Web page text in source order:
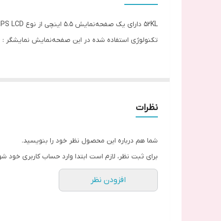
52KL دارای یک صفحه‌نمایش 5.5 اینچی از نوع IPS LCD است. همچنین دارای رزولوشن 720x1280 با نسبت 16:9 می‌باشد.
تکنولوژی استفاده شده در این صفحه‌نمایش نمایشگر : IPS LCD, لمسی خازنی
نظرات
شما هم درباره این محصول نظر خود را بنویسید.
برای ثبت نظر، لازم است ابتدا وارد حساب کاربری خود
افزودن نظر